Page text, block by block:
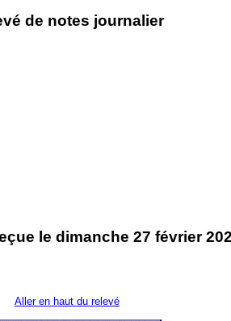
de notes journalier
le dimanche 27 février
Aller en haut du relevé